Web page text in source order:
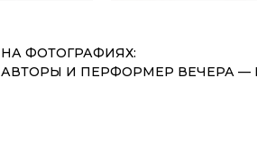
НА ФОТОГРАФИЯХ:
АВТОРЫ И ПЕРФОРМЕР ВЕЧЕРА —